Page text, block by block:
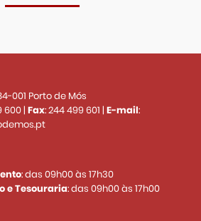
001 Porto de Mós
600| Fax:244 499 601 | E-mail:
: das 09h00 às 17h30
e Tesouraria: das 09h00 às 17h00